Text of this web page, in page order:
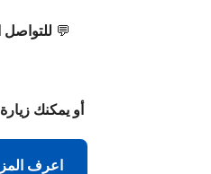
💬
أو يمكنك
اعرف